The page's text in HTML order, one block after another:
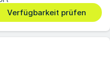
Verfügbarkeit prüfen